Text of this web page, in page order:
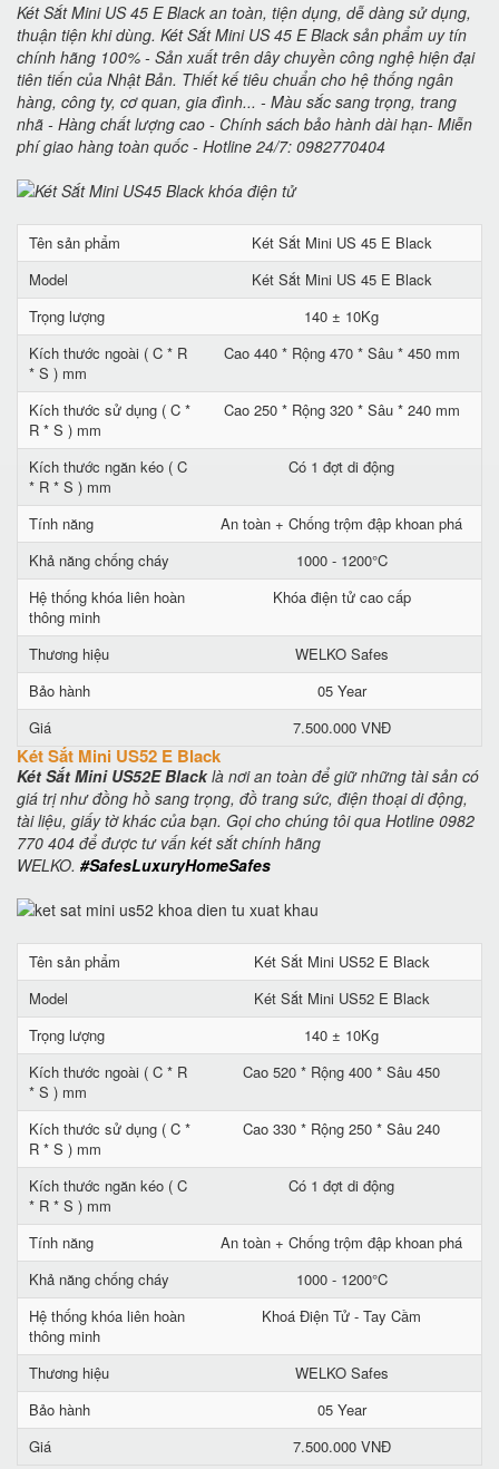
Két Sắt Mini US 45 E Black an toàn, tiện dụng, dễ dàng sử dụng,
thuận tiện khi dùng. Két Sắt Mini US 45 E Black sản phẩm uy tín
chính hãng 100% - Sản xuất trên dây chuyền công nghệ hiện đại
tiên tiến của Nhật Bản. Thiết kế tiêu chuẩn cho hệ thống ngân
hàng, công ty, cơ quan, gia đình... - Màu sắc sang trọng, trang
nhã - Hàng chất lượng cao - Chính sách bảo hành dài hạn- Miễn
phí giao hàng toàn quốc - Hotline 24/7: 0982770404
Tên sản phẩm
Két Sắt Mini US 45 E Black
Model
Két Sắt Mini US 45 E Black
Trọng lượng
140 ± 10Kg
Kích thước ngoài ( C * R
* S ) mm
Cao 440 * Rộng 470 * Sâu * 450 mm
Kích thước sử dụng ( C *
R * S ) mm
Cao 250 * Rộng 320 * Sâu * 240 mm
Kích thước ngăn kéo ( C
* R * S ) mm
Có 1 đợt di động
Tính năng
An toàn + Chống trộm đập khoan phá
Khả năng chống cháy
1000 - 1200°C
Hệ thống khóa liên hoàn
thông minh
Khóa điện tử cao cấp
Thương hiệu
WELKO Safes
Bảo hành
05 Year
Giá
7.500.000 VNĐ
Két Sắt Mini US52 E Black
Két Sắt Mini US52E Blacklà nơi an toàn để giữ những tài sản có
giá trị như đồng hồ sang trọng, đồ trang sức, điện thoại di động,
tài liệu, giấy tờ khác của bạn. Gọi cho chúng tôi qua Hotline 0982
770 404 để được tư vấn két sắt chính hãng
WELKO. #SafesLuxuryHomeSafes
Tên sản phẩm
Két Sắt Mini US52 E Black
Model
Két Sắt Mini US52 E Black
Trọng lượng
140 ± 10Kg
Kích thước ngoài ( C * R
* S ) mm
Cao 520 * Rộng 400 * Sâu 450
Kích thước sử dụng ( C *
R * S ) mm
Cao 330 * Rộng 250 * Sâu 240
Kích thước ngăn kéo ( C
* R * S ) mm
Có 1 đợt di động
Tính năng
An toàn + Chống trộm đập khoan phá
Khả năng chống cháy
1000 - 1200°C
Hệ thống khóa liên hoàn
thông minh
Khoá Điện Tử - Tay Cầm
Thương hiệu
WELKO Safes
Bảo hành
05 Year
Giá
7.500.000 VNĐ